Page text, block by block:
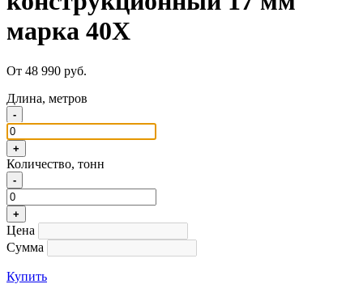
марка 40Х
От 48 990 руб.
Длина, метров
-
+
Количество, тонн
-
+
Цена
Сумма
Купить